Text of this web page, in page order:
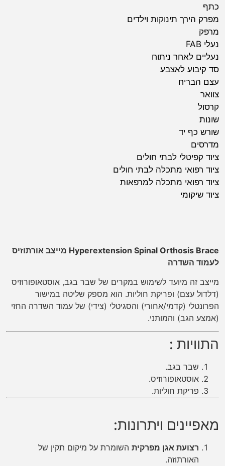
כתף
מפרק הירך תינוקות וילדים
מרפק
נעלי FAB
נעליים לאחר ניתוח
סד קיבוע לאצבע
עצם הבריח
צוואר
קרסול
שונות
שורש כף יד
מדרסים
ציוד קפיטלי לבתי חולים
ציוד רפואי מתכלה לבתי חולים
ציוד רפואי מתכלה למרפאות
ציוד שיקומי
Hyperextension Spinal Orthosis Brace מייצב אורתוזיס
לעמוד השדרה
מייצב זה מיועד לשימוש במקרים של שבר בגב, אוסטאופורוזיס
(דלדול עצם) ופריקת חוליות. הוא מספק שליטה במישור
הפרונטלי (קדמי/אחורי) והסגיטלי (צידי) של עמוד השדרה החזי
(אמצע הגב) והמותני.
התוויות :
שבר בגב.
אוסטאופורוזיס.
פריקת חוליות.
מאפיינים ויתרונות:
רצועת אגן מפרקית השומרת על מיקום תקין של
האורתוזה.